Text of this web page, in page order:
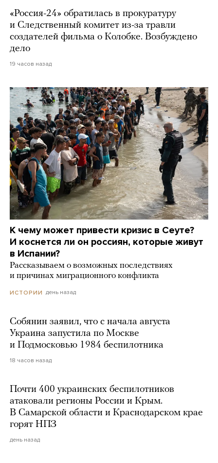
«Россия-24» обратилась в прокуратуру
и Следственный комитет из-за травли
создателей фильма о Колобке. Возбуждено
дело
19 часов назад
К чему может привести кризис в Сеуте?
И коснется ли он россиян, которые живут
в Испании?
Рассказываем о возможных последствиях
и причинах миграционного конфликта
ИСТОРИИ день назад
Собянин заявил, что с начала августа
Украина запустила по Москве
и Подмосковью 1984 беспилотника
18 часов назад
Почти 400 украинских беспилотников
атаковали регионы России и Крым.
В Самарской области и Краснодарском крае
горят НПЗ
день назад